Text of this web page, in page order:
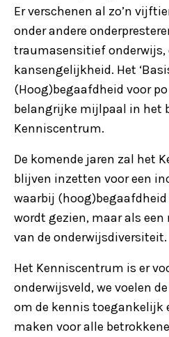
Er verschenen al zo’n
onder andere
traumasensitief onderwijs,
kansengelijkheid. Het
(Hoog)begaafdheid voor po
belangrijke mijlpaal in het
Kenniscentrum.
De komende jaren zal het
blijven inzetten voor een
waarbij
wordt gezien, maar als
van de onderwijsdiversiteit.
Het Kenniscentrum is er
onderwijsveld, we voelen
om de kennis toegankelijk
maken voor alle